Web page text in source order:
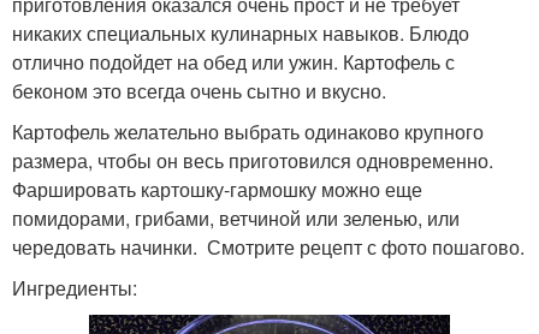
никаких специальных кулинарных навыков. Блюдо
отлично подойдет на обед или ужин. Картофель с
беконом это всегда очень сытно и вкусно.
Картофель желательно выбрать одинаково крупного
размера, чтобы он весь приготовился одновременно.
Фаршировать картошку-гармошку можно еще
помидорами, грибами, ветчиной или зеленью, или
чередовать начинки. Смотрите рецепт с фото пошагово.
Ингредиенты: